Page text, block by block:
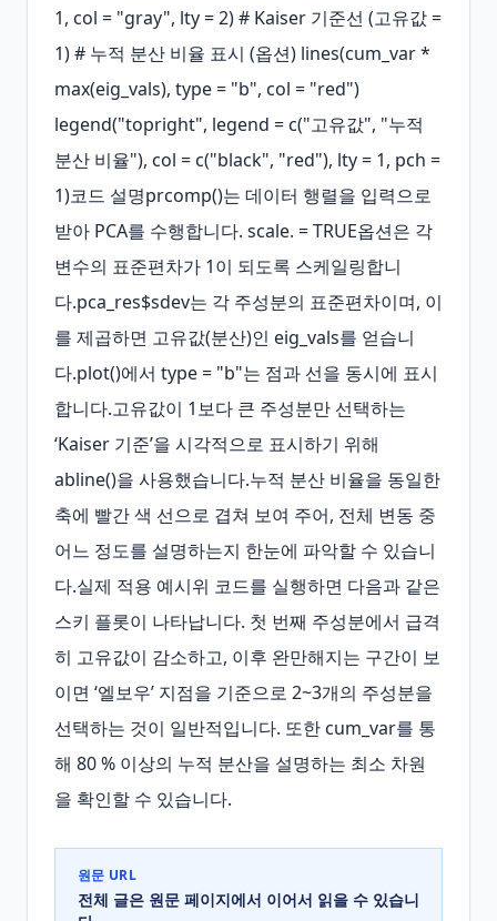
1, col = "gray", lty = 2) # Kaiser 기준선 (고유값 =
1) # 누적 분산 비율 표시 (옵션) lines(cum_var *
max(eig_vals), type = "b", col = "red")
legend("topright", legend = c("고유값", "누적
분산 비율"), col = c("black", "red"), lty = 1, pch =
1)코드 설명prcomp()는 데이터 행렬을 입력으로
받아 PCA를 수행합니다. scale. = TRUE옵션은 각
변수의 표준편차가 1이 되도록 스케일링합니
다.pca_res$sdev는 각 주성분의 표준편차이며, 이
를 제곱하면 고유값(분산)인 eig_vals를 얻습니
다.plot()에서 type = "b"는 점과 선을 동시에 표시
합니다.고유값이 1보다 큰 주성분만 선택하는
‘Kaiser 기준’을 시각적으로 표시하기 위해
abline()을 사용했습니다.누적 분산 비율을 동일한
축에 빨간 색 선으로 겹쳐 보여 주어, 전체 변동 중
어느 정도를 설명하는지 한눈에 파악할 수 있습니
다.실제 적용 예시위 코드를 실행하면 다음과 같은
스키 플롯이 나타납니다. 첫 번째 주성분에서 급격
히 고유값이 감소하고, 이후 완만해지는 구간이 보
이면 ‘엘보우’ 지점을 기준으로 2~3개의 주성분을
선택하는 것이 일반적입니다. 또한 cum_var를 통
해 80 % 이상의 누적 분산을 설명하는 최소 차원
을 확인할 수 있습니다.
원문 URL
전체 글은 원문 페이지에서 이어서 읽을 수 있습니